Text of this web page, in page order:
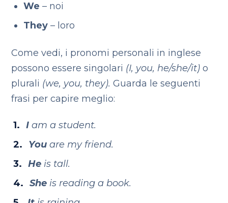
We – noi
They– loro
Come vedi, i pronomi personali in inglese
possono essere singolari (I, you, he/she/it) o
plurali (we, you, they). Guarda le seguenti
frasi per capire meglio:
I am a student.
You are my friend.
He is tall.
She is reading a book.